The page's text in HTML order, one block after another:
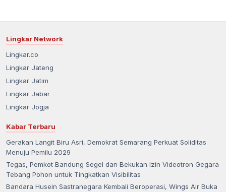
Lingkar Network
Lingkar.co
Lingkar Jateng
Lingkar Jatim
Lingkar Jabar
Lingkar Jogja
Kabar Terbaru
Gerakan Langit Biru Asri, Demokrat Semarang Perkuat Soliditas
Menuju Pemilu 2029
Tegas, Pemkot Bandung Segel dan Bekukan Izin Videotron Gegara
Tebang Pohon untuk Tingkatkan Visibilitas
Bandara Husein Sastranegara Kembali Beroperasi, Wings Air Buka